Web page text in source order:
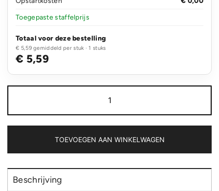
Toegepaste staffelprijs
Totaal voor deze bestelling
€ 5,59 gemiddeld per stuk · 1 stuks
€ 5,59
Aware™
schoudertas
aantal
TOEVOEGEN AAN WINKELWAGEN
Beschrijving